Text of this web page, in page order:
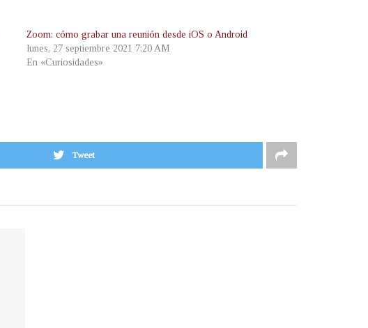
Zoom: cómo grabar una reunión desde iOS o Android
lunes, 27 septiembre 2021 7:20 AM
En «Curiosidades»
Tweet